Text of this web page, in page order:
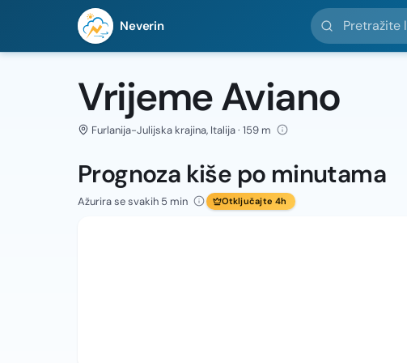
Neverin
Pretražite lokacije
Vrijeme Aviano
Furlanija-Julijska krajina, Italija · 159 m
Prognoza kiše po minutama
Ažurira se svakih 5 min Otključajte 4h